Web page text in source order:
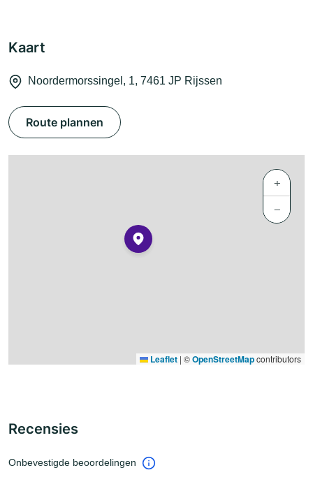
Kaart
Noordermorssingel, 1, 7461 JP Rijssen
Route plannen
+
−
Leaflet | ©OpenStreetMapcontributors
Recensies
Onbevestigde beoordelingen